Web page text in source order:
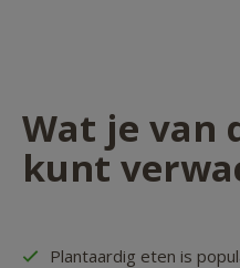
Wat je van
kunt
Plantaardig eten is